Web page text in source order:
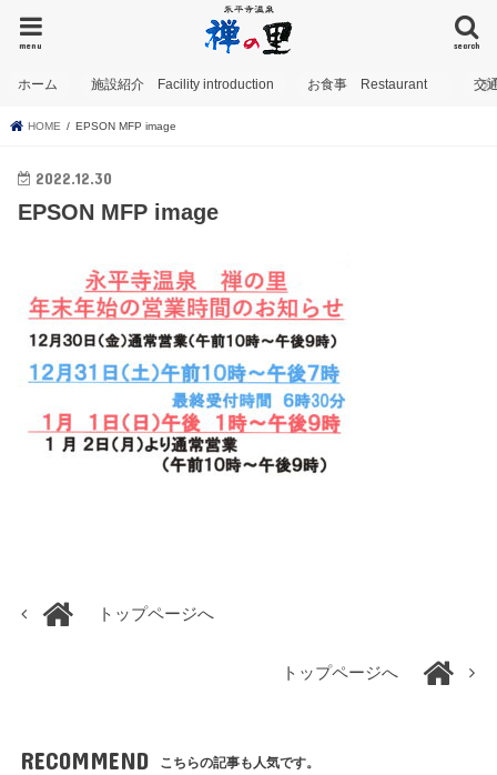
search
menu
ホーム 施設紹介 Facility introduction お食事 Restaurant 交
HOME EPSON MFP image
2022.12.30
EPSON MFP image
トップページへ
トップページへ
RECOMMEND こちらの記事も人気です。